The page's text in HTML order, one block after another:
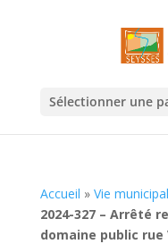
Sélectionner une
Accueil » Vie
2024-327 – Arrêté
domaine public rue